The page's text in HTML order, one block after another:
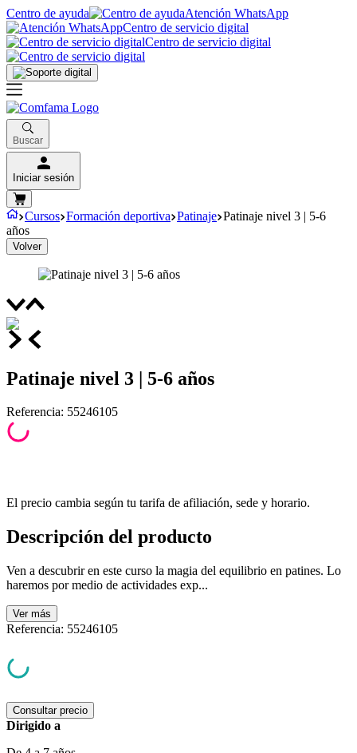
Centro de ayuda
Atención WhatsApp
Centro de servicio digital
Centro de servicio digital
Buscar
Iniciar sesión
Cursos Formación deportiva Patinaje Patinaje nivel 3 | 5-6
años
Volver
Patinaje nivel 3 | 5-6 años
Referencia: 55246105
El precio cambia según tu tarifa de afiliación, sede y horario.
Descripción del producto
Ven a descubrir en este curso la magia del equilibrio en patines. Lo
haremos por medio de actividades exp...
Ver más
Referencia: 55246105
Consultar precio
Dirigido a